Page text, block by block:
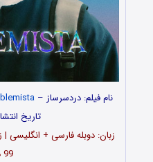
نام فیلم: دردسرساز –
تاریخ
زبان: دوبله فارسی + انگلیسی
99 دقیقه